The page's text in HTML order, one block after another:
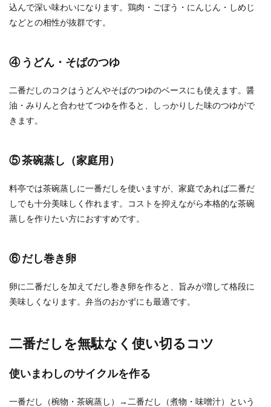
込んで深い味わいになります。鶏肉・ごぼう・にんじん・しめじ
などとの相性が抜群です。
④ うどん・そばのつゆ
二番だしのコクはうどんやそばのつゆのベースにも使えます。醤
油・みりんと合わせてつゆを作ると、しっかりした味のつゆがで
きます。
⑤ 茶碗蒸し（家庭用）
料亭では茶碗蒸しに一番だしを使いますが、家庭であれば二番だ
しでも十分美味しく作れます。コストを抑えながら本格的な茶碗
蒸しを作りたい方におすすめです。
⑥ だし巻き卵
卵に二番だしを加えてだし巻き卵を作ると、旨みが増して格段に
美味しくなります。弁当のおかずにも最適です。
二番だしを無駄なく使い切るコツ
使いまわしのサイクルを作る
一番だし（椀物・茶碗蒸し）→二番だし（煮物・味噌汁）という